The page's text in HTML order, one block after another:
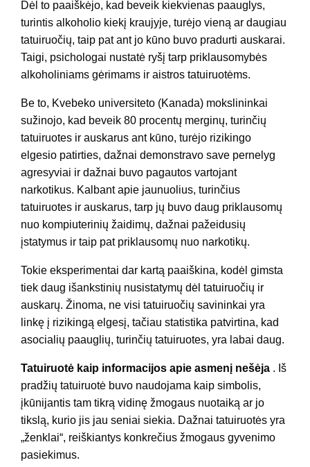
Dėl to paaiškėjo, kad beveik kiekvienas paauglys,
turintis alkoholio kiekį kraujyje, turėjo vieną ar daugiau
tatuiruočių, taip pat ant jo kūno buvo pradurti auskarai.
Taigi, psichologai nustatė ryšį tarp priklausomybės
alkoholiniams gėrimams ir aistros tatuiruotėms.
Be to, Kvebeko universiteto (Kanada) mokslininkai
sužinojo, kad beveik 80 procentų merginų, turinčių
tatuiruotes ir auskarus ant kūno, turėjo rizikingo
elgesio patirties, dažnai demonstravo save pernelyg
agresyviai ir dažnai buvo pagautos vartojant
narkotikus. Kalbant apie jaunuolius, turinčius
tatuiruotes ir auskarus, tarp jų buvo daug priklausomų
nuo kompiuterinių žaidimų, dažnai pažeidusių
įstatymus ir taip pat priklausomų nuo narkotikų.
Tokie eksperimentai dar kartą paaiškina, kodėl gimsta
tiek daug išankstinių nusistatymų dėl tatuiruočių ir
auskarų. Žinoma, ne visi tatuiruočių savininkai yra
linkę į rizikingą elgesį, tačiau statistika patvirtina, kad
asocialių paauglių, turinčių tatuiruotes, yra labai daug.
Tatuiruotė kaip informacijos apie asmenį nešėja . Iš
pradžių tatuiruotė buvo naudojama kaip simbolis,
įkūnijantis tam tikrą vidinę žmogaus nuotaiką ar jo
tikslą, kurio jis jau seniai siekia. Dažnai tatuiruotės yra
„ženklai“, reiškiantys konkrečius žmogaus gyvenimo
pasiekimus.